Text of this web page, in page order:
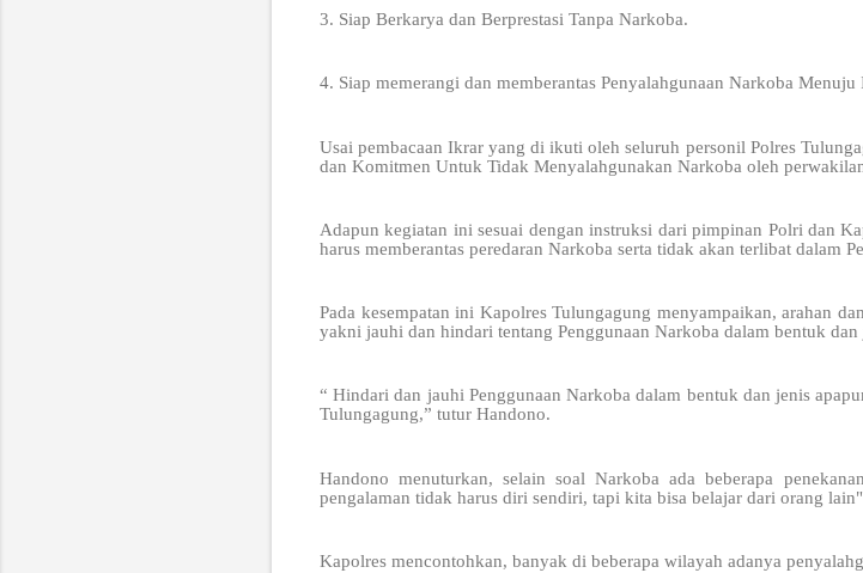
3. Siap Berkarya dan Berprestasi Tanpa Narkoba.
4. Siap memerangi dan memberantas Penyalahgunaan Narkoba Menuju
Usai pembacaan Ikrar yang di ikuti oleh seluruh personil Polres
dan Komitmen Untuk Tidak Menyalahgunakan Narkoba oleh
Adapun kegiatan ini sesuai dengan instruksi dari pimpinan Polri dan
harus memberantas peredaran Narkoba serta tidak akan terlibat dalam
Pada kesempatan ini Kapolres Tulungagung menyampaikan, arahan
yakni jauhi dan hindari tentang Penggunaan Narkoba dalam bentuk dan
“ Hindari dan jauhi Penggunaan Narkoba dalam bentuk dan jenis
Tulungagung,” tutur Handono.
Handono menuturkan, selain soal Narkoba ada beberapa
pengalaman tidak harus diri sendiri, tapi kita bisa belajar dari orang
Kapolres mencontohkan, banyak di beberapa wilayah adanya